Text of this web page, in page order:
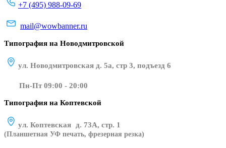
+7 (495) 988-09-69
mail@wowbanner.ru
Типография на Новодмитровской
ул. Новодмитровская д. 5а, стр 3, подъезд 6
Пн-Пт 09:00 - 20:00
Типография на Коптевской
ул. Коптевская д. 73А, стр. 1
(Планшетная УФ печать, фрезерная резка)